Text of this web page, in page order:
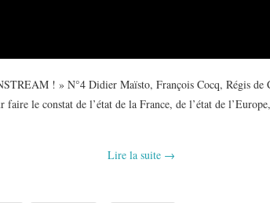
! » N°4 Didier Maïsto, François Cocq, Régis de
faire le constat de l’état de la France, de l’état de
Lire la suite →